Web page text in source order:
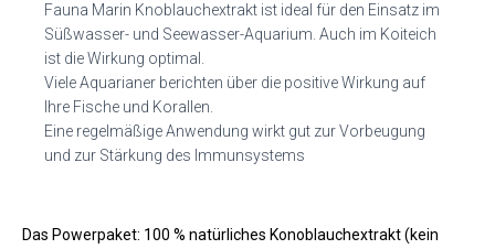
Fauna Marin Knoblauchextrakt ist ideal für den Einsatz im
Süßwasser- und Seewasser-Aquarium. Auch im Koiteich
ist die Wirkung optimal.
Viele Aquarianer berichten über die positive Wirkung auf
Ihre Fische und Korallen.
Eine regelmäßige Anwendung wirkt gut zur Vorbeugung
und zur Stärkung des Immunsystems
Das Powerpaket: 100 % natürliches Konoblauchextrakt (kein